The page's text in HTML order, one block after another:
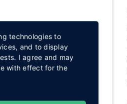
Babypflege“
und an
Frauenheilkunde und
technologies to
and to display
I agree and may
with effect for the